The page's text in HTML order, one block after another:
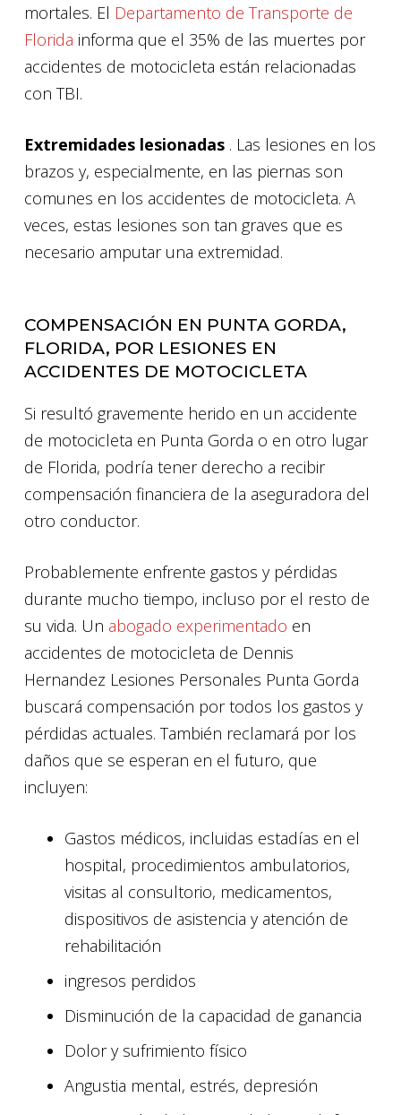
mortales. El Departamento de Transporte de
Florida informa que el 35% de las muertes por
accidentes de motocicleta están relacionadas
con TBI.
Extremidades lesionadas . Las lesiones en los
brazos y, especialmente, en las piernas son
comunes en los accidentes de motocicleta. A
veces, estas lesiones son tan graves que es
necesario amputar una extremidad.
COMPENSACIÓN EN PUNTA GORDA,
FLORIDA, POR LESIONES EN
ACCIDENTES DE MOTOCICLETA
Si resultó gravemente herido en un accidente
de motocicleta en Punta Gorda o en otro lugar
de Florida, podría tener derecho a recibir
compensación financiera de la aseguradora del
otro conductor.
Probablemente enfrente gastos y pérdidas
durante mucho tiempo, incluso por el resto de
su vida. Un abogado experimentado en
accidentes de motocicleta de Dennis
Hernandez Lesiones Personales Punta Gorda
buscará compensación por todos los gastos y
pérdidas actuales. También reclamará por los
daños que se esperan en el futuro, que
incluyen:
Gastos médicos, incluidas estadías en el
hospital, procedimientos ambulatorios,
visitas al consultorio, medicamentos,
dispositivos de asistencia y atención de
rehabilitación
ingresos perdidos
Disminución de la capacidad de ganancia
Dolor y sufrimiento físico
Angustia mental, estrés, depresión